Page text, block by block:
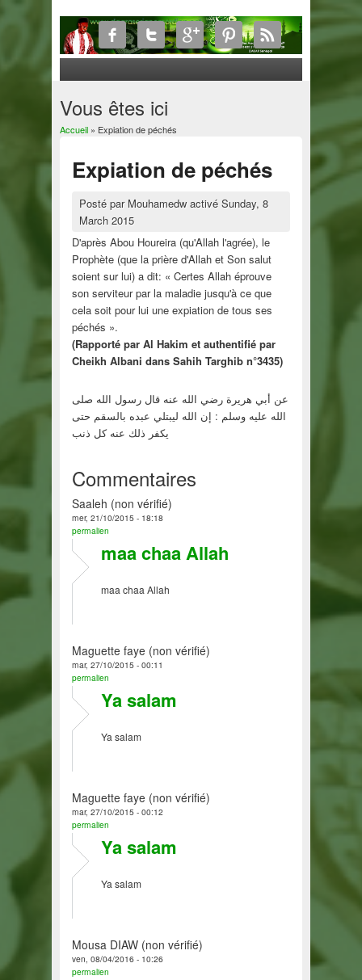
Vous êtes ici
Accueil» Expiation de péchés
Expiation de péchés
Posté par Mouhamedwactivé Sunday, 8
March 2015
D'après Abou Houreira (qu'Allah l'agrée), le
Prophète (que la prière d'Allah et Son salut
soient sur lui) a dit: « Certes Allah éprouve
son serviteur par la maladie jusqu'à ce que
cela soit pour lui une expiation de tous ses
péchés ».
(Rapporté par Al Hakim et authentifié par
Cheikh Albani dans Sahih Targhib n°3435)
عن أبي هريرة رضي الله عنه قال رسول الله صلى
الله عليه وسلم : إن الله ليبتلي عبده بالسقم حتى
يكفر ذلك عنه كل ذنب
Commentaires
Saaleh (non vérifié)
mer, 21/10/2015 - 18:18
permalien
maa chaa Allah
maa chaa Allah
Maguette faye (non vérifié)
mar, 27/10/2015 - 00:11
permalien
Ya salam
Ya salam
Maguette faye (non vérifié)
mar, 27/10/2015 - 00:12
permalien
Ya salam
Ya salam
Mousa DIAW (non vérifié)
ven, 08/04/2016 - 10:26
permalien